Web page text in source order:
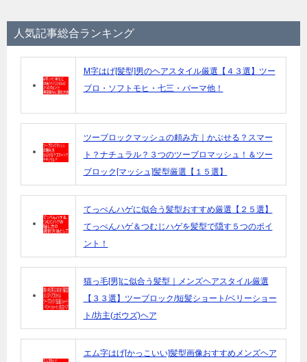
人気記事総合ランキング
M字はげ[髪型]男のヘアスタイル厳選【４３選】ツー
ブロ・ソフトモヒ・七三・パーマ他！
ツーブロックマッシュの頼み方｜かぶせる？スマー
ト？ナチュラル？３つのツーブロマッシュ！＆ツー
ブロック[マッシュ]髪型厳選【１５選】
てっぺんハゲに似合う髪型おすすめ厳選【２５選】
てっぺんハゲ＆つむじハゲを髪型で隠す５つのポイ
ント！
猫っ毛[男]に似合う髪型｜メンズヘアスタイル厳選
【３３選】ツーブロック/短髪ショート/ベリーショー
ト/坊主(ボウズ)ヘア
エム字はげ[かっこいい]髪型画像おすすめメンズヘア